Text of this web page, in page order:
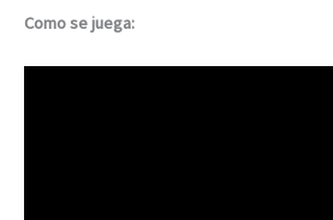
Como se juega: